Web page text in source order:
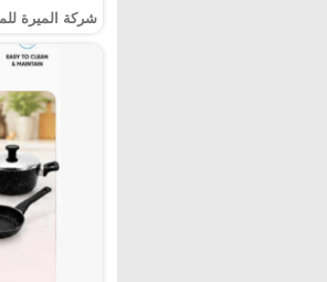
شركة الميرة